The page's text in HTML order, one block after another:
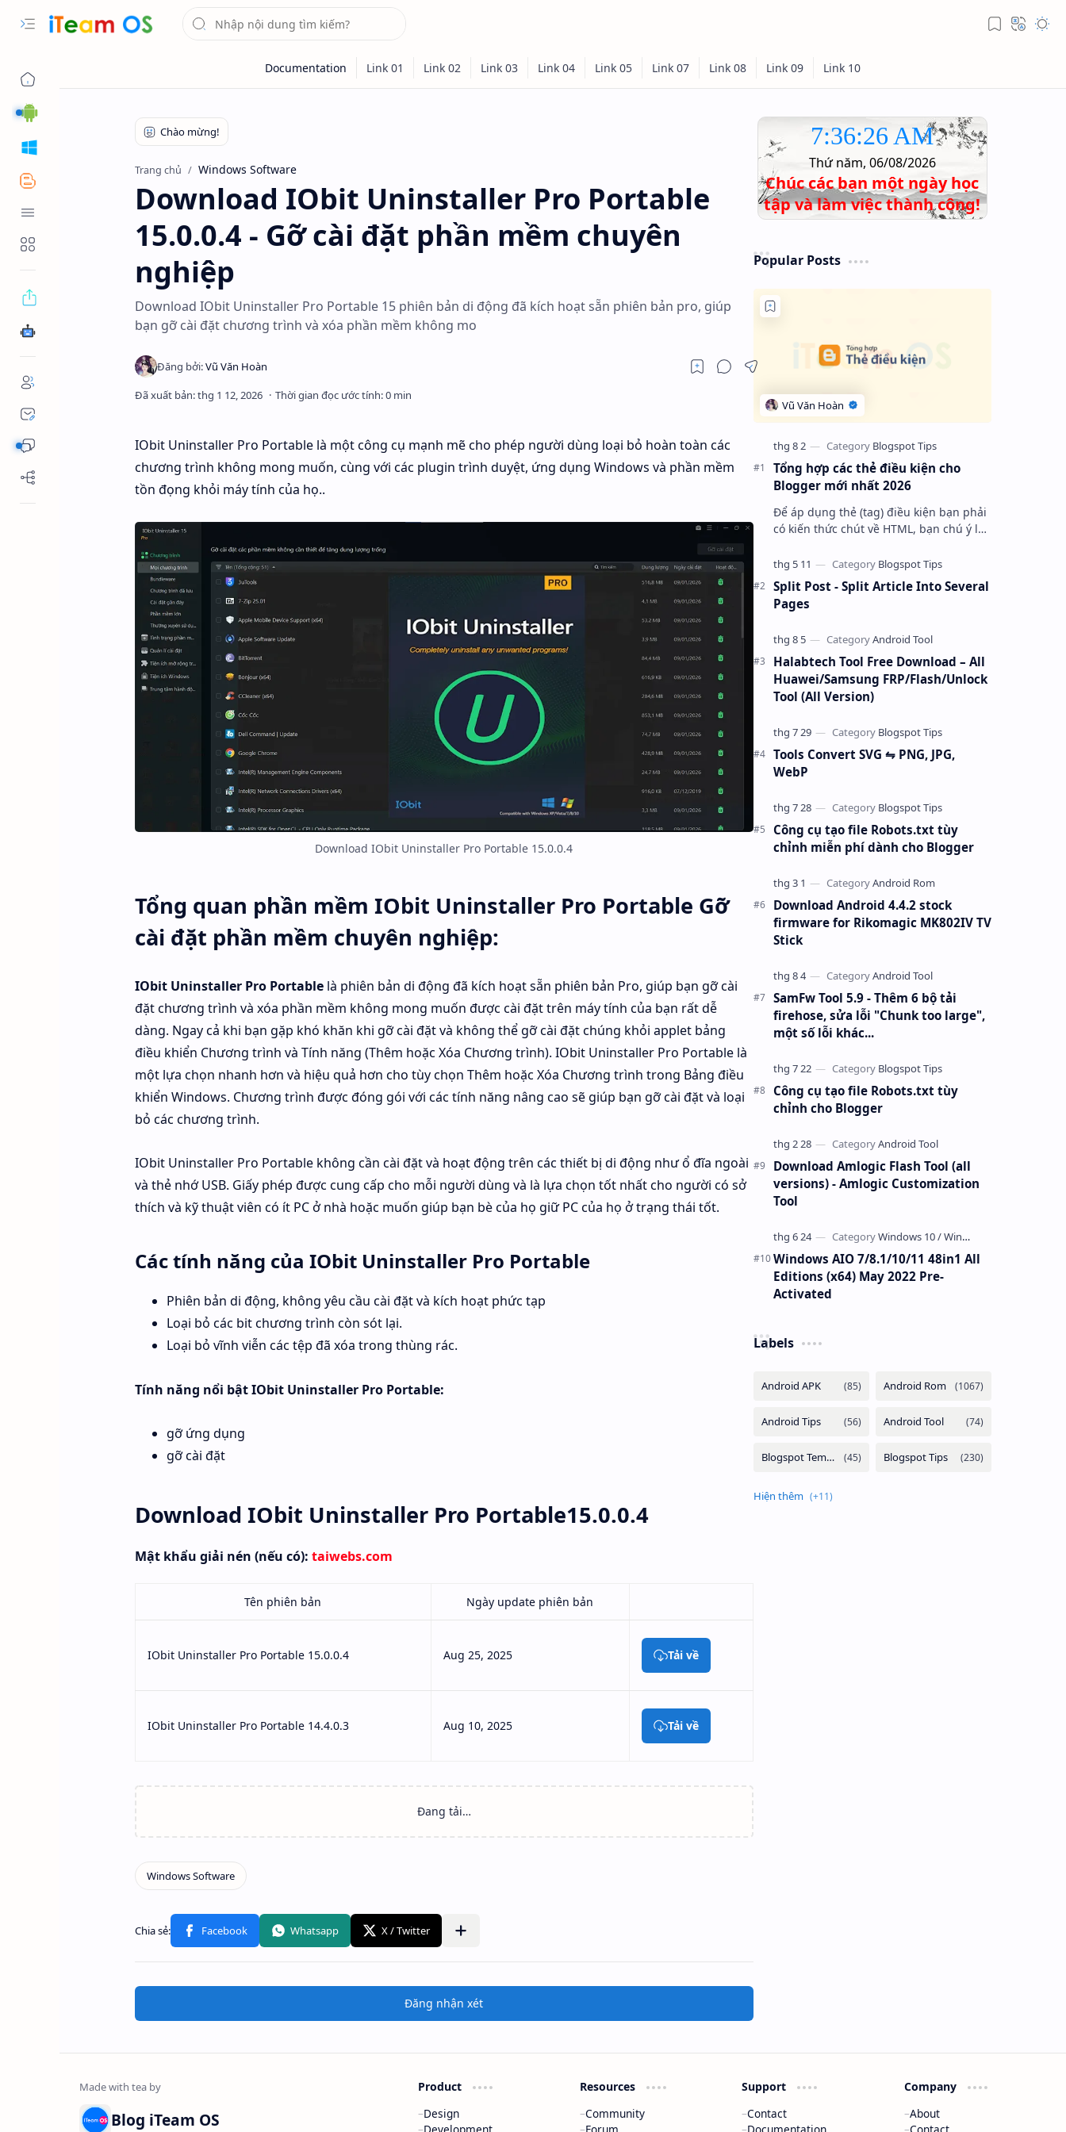
Trang chủ Windows Software
Download IObit Uninstaller Pro Portable
15.0.0.4 - Gỡ cài đặt phần mềm chuyên
nghiệp
Download IObit Uninstaller Pro Portable 15 phiên bản di động đã kích hoạt sẵn phiên bản pro, giúp
bạn gỡ cài đặt chương trình và xóa phần mềm không mo
IObit Uninstaller Pro Portable là một công cụ mạnh mẽ cho phép người dùng loại bỏ hoàn toàn các
chương trình không mong muốn, cùng với các plugin trình duyệt, ứng dụng Windows và phần mềm
tồn đọng khỏi máy tính của họ..
Download IObit Uninstaller Pro Portable 15.0.0.4
Tổng quan phần mềm IObit Uninstaller Pro Portable Gỡ
cài đặt phần mềm chuyên nghiệp:
IObit Uninstaller Pro Portablelà phiên bản di động đã kích hoạt sẵn phiên bản Pro, giúp bạn gỡ cài
đặt chương trình và xóa phần mềm không mong muốn được cài đặt trên máy tính của bạn rất dễ
dàng. Ngay cả khi bạn gặp khó khăn khi gỡ cài đặt và không thể gỡ cài đặt chúng khỏi applet bảng
điều khiển Chương trình và Tính năng (Thêm hoặc Xóa Chương trình). IObit Uninstaller Pro Portable là
một lựa chọn nhanh hơn và hiệu quả hơn cho tùy chọn Thêm hoặc Xóa Chương trình trong Bảng điều
khiển Windows. Chương trình được đóng gói với các tính năng nâng cao sẽ giúp bạn gỡ cài đặt và loại
bỏ các chương trình.
IObit Uninstaller Pro Portable không cần cài đặt và hoạt động trên các thiết bị di động như ổ đĩa ngoài
và thẻ nhớ USB. Giấy phép được cung cấp cho mỗi người dùng và là lựa chọn tốt nhất cho người có sở
thích và kỹ thuật viên có ít PC ở nhà hoặc muốn giúp bạn bè của họ giữ PC của họ ở trạng thái tốt.
Các tính năng của IObit Uninstaller Pro Portable
Phiên bản di động, không yêu cầu cài đặt và kích hoạt phức tạp
Loại bỏ các bit chương trình còn sót lại.
Loại bỏ vĩnh viễn các tệp đã xóa trong thùng rác.
Tính năng nổi bật IObit Uninstaller Pro Portable:
gỡ ứng dụng
gỡ cài đặt
Download IObit Uninstaller Pro Portable15.0.0.4
Mật khẩu giải nén (nếu có): taiwebs.com
Tên phiên bản Ngày update phiên bản
IObit Uninstaller Pro Portable 15.0.0.4 Aug 25, 2025 Tải về
IObit Uninstaller Pro Portable 14.4.0.3 Aug 10, 2025 Tải về
Đăng nhận xét
7:36:27 AM
Thứ năm, 06/08/2026
Chúc các bạn một ngày học
tập và làm việc thành công!
Popular Posts
Tổng hợp các thẻ điều kiện cho
Blogger mới nhất 2026
Để áp dụng thẻ (tag) điều kiện bạn phải
có kiến thức chút về HTML, bạn chú ý là
tính “ cond “ và kết thúc là một…
Split Post - Split Article Into Several
Pages
Halabtech Tool Free Download – All
Huawei/Samsung FRP/Flash/Unlock
Tool (All Version)
Tools Convert SVG ⇋ PNG, JPG,
WebP
Công cụ tạo file Robots.txt tùy
chỉnh miễn phí dành cho Blogger
Download Android 4.4.2 stock
firmware for Rikomagic MK802IV TV
Stick
SamFw Tool 5.9 - Thêm 6 bộ tải
firehose, sửa lỗi "Chunk too large",
một số lỗi khác...
Công cụ tạo file Robots.txt tùy
chỉnh cho Blogger
Download Amlogic Flash Tool (all
versions) - Amlogic Customization
Tool
Windows AIO 7/8.1/10/11 48in1 All
Editions (x64) May 2022 Pre-
Activated
Labels
Blog iTeam OS
Product
Design
Development
Resources
Community
Forum
Support
Contact
Documentation
Company
About
Contact